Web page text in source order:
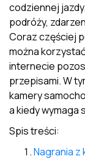
codziennej
podróży,
Coraz częściej
można
internecie
przepisami. W
kamery
a kiedy
Spis treści:
Nagrania z